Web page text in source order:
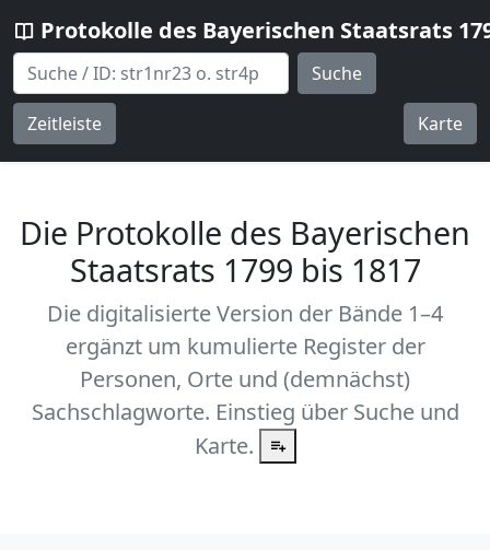
Protokolle des Bayerischen Staatsrats
Suche
Zeitleiste Karte
Die Protokolle des Bayerischen
Staatsrats 1799 bis 1817
Die digitalisierte Version der Bände 1–4
ergänzt um kumulierte Register der
Personen, Orte und (demnächst)
Sachschlagworte. Einstieg über Suche und
Karte.